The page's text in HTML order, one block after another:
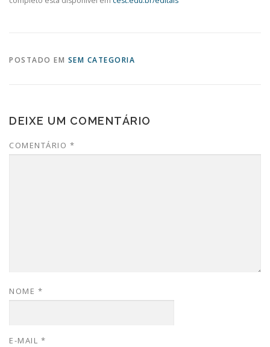
POSTADO EM SEM CATEGORIA
DEIXE UM COMENTÁRIO
COMENTÁRIO *
NOME *
E-MAIL *